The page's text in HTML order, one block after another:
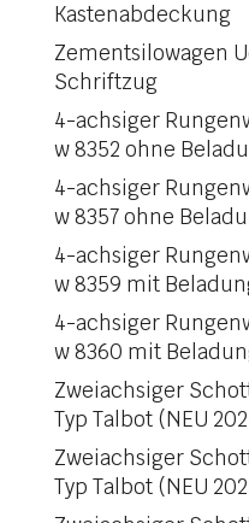
Kastenabdeckung
Zementsilowagen
Schriftzug
4-achsiger
w 8352 ohne
4-achsiger
w 8357 ohne
4-achsiger
w 8359 mit
4-achsiger
w 8360 mit
Zweiachsiger
Typ Talbot (NEU
Zweiachsiger
Typ Talbot (NEU